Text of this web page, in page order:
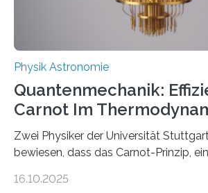
Physik Astronomie
Quantenmechanik:
Carnot Im
Zwei Physiker der Universität
bewiesen, dass das Carnot-Prinzip,
Größenordnung von Atomen gilt,
16.10.2025